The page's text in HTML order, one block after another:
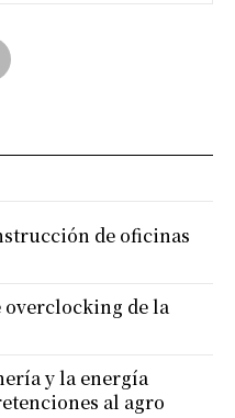
de oficinas
overclocking de la
y la energía
al agro